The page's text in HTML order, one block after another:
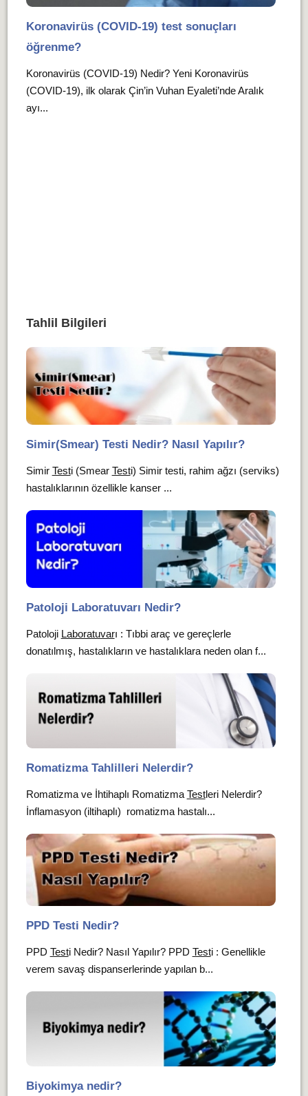
Koronavirüs (COVID-19) test sonuçları
öğrenme?
Koronavirüs (COVID-19) Nedir? Yeni Koronavirüs
(COVID-19), ilk olarak Çin’in Vuhan Eyaleti’nde Aralık
ayı...
Tahlil Bilgileri
Simir(Smear) Testi Nedir? Nasıl Yapılır?
Simir Testi (Smear Testi) Simir testi, rahim ağzı (serviks)
hastalıklarının özellikle kanser ...
Patoloji Laboratuvarı Nedir?
Patoloji Laboratuvarı : Tıbbi araç ve gereçlerle
donatılmış, hastalıkların ve hastalıklara neden olan f...
Romatizma Tahlilleri Nelerdir?
Romatizma ve İhtihaplı Romatizma Testleri Nelerdir?
İnflamasyon (iltihaplı) romatizma hastalı...
PPD Testi Nedir?
PPD Testi Nedir? Nasıl Yapılır? PPD Testi : Genellikle
verem savaş dispanserlerinde yapılan b...
Biyokimya nedir?